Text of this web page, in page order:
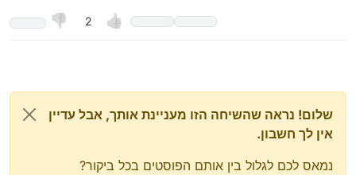
2
שלום! נראה שהשיחה הזו מעניינת אותך, אבל עדיין
אין לך חשבון.
נמאס לכם לגלול בין אותם הפוסטים בכל ביקור?